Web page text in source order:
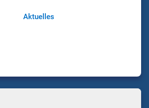
Aktuelles